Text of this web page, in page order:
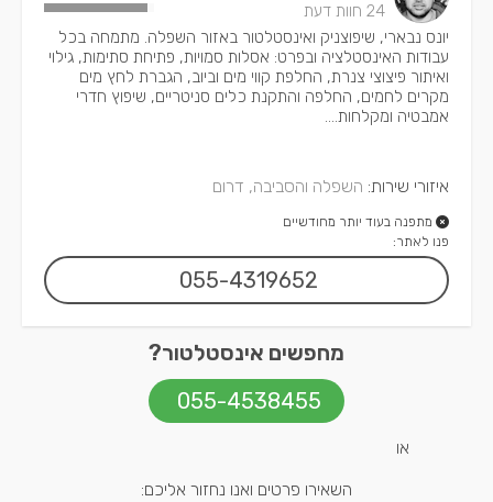
24 חוות דעת
יונס נבארי, שיפוצניק ואינסטלטור באזור השפלה. מתמחה בכל
עבודות האינסטלציה ובפרט: אסלות סמויות, פתיחת סתימות, גילוי
ואיתור פיצוצי צנרת, החלפת קווי מים וביוב, הגברת לחץ מים
מקרים לחמים, החלפה והתקנת כלים סניטריים, שיפוץ חדרי
אמבטיה ומקלחות....
איזורי שירות: השפלה והסביבה, דרום
מתפנה בעוד יותר מחודשיים
פנו לאתר:
055-4319652
מחפשים אינסטלטור?
055-4538455
או
השאירו פרטים ואנו נחזור אליכם: